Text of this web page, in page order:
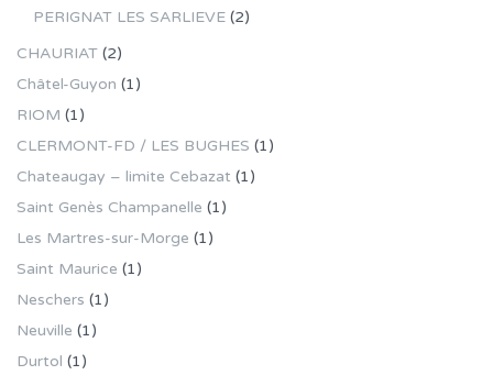
PERIGNAT LES SARLIEVE (2)
CHAURIAT (2)
Châtel-Guyon (1)
RIOM (1)
CLERMONT-FD / LES BUGHES (1)
Chateaugay – limite Cebazat (1)
Saint Genès Champanelle (1)
Les Martres-sur-Morge (1)
Saint Maurice (1)
Neschers (1)
Neuville (1)
Durtol (1)